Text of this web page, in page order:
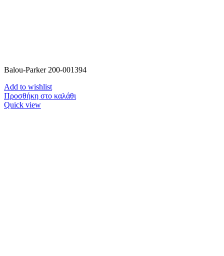
Balou-Parker 200-001394
Add to wishlist
Προσθήκη στο καλάθι
Quick view